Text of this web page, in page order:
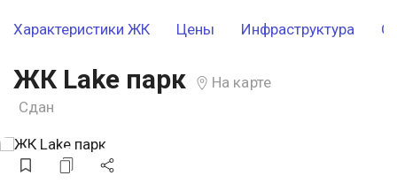
Характеристики ЖК Цены Инфраструктура
ЖК Lake парк
На карте
Сдан